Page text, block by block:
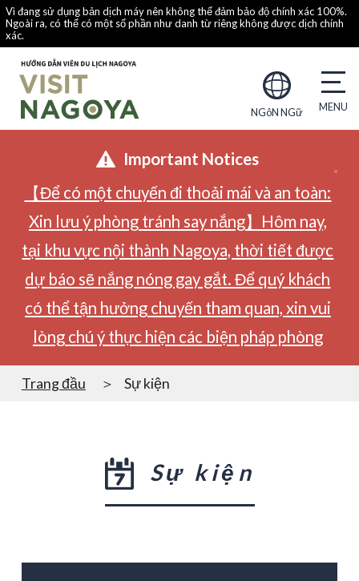
Vì đang sử dụng bản dịch máy nên không thể đảm bảo độ chính xác 100%.
Ngoài ra, có thể có một số phần như danh từ riêng không được dịch chính
xác.
NGôN NGữ
Important Notices
【Để có một chuyến đi thoải mái và an toàn:
Xin lưu ý phòng tránh say nắng】Hôm nay,
tại khu vực nội thành Nagoya, thời tiết được
dự báo sẽ nắng nóng gay gắt. Để quý khách
có thể tận hưởng chuyến tham quan, xin vui
lòng chú ý thực hiện các biện pháp phòng
Trang đầu Sự kiện
Sự kiện